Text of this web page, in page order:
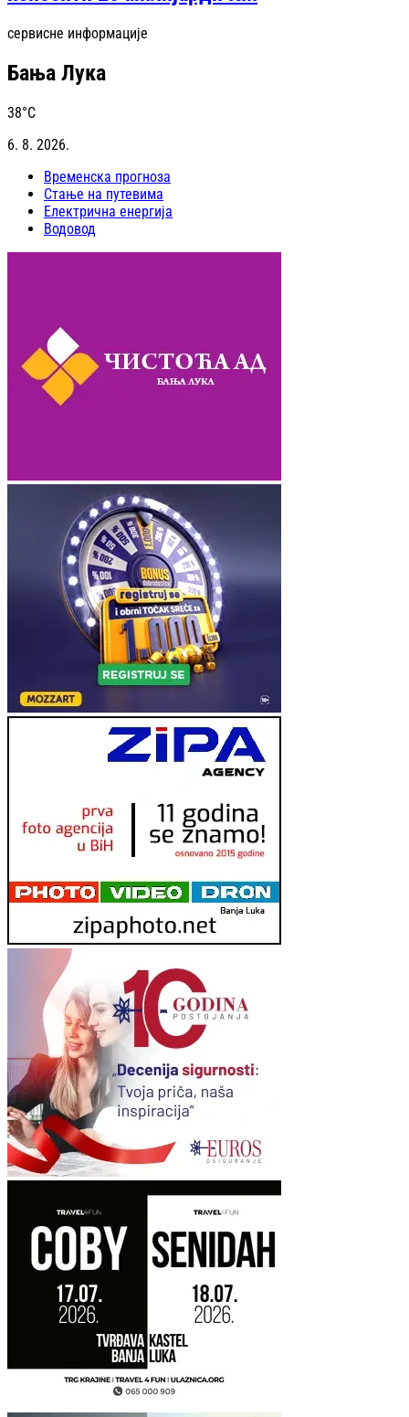
сервисне информације
Бања Лука
38°C
6. 8. 2026.
Временска прогноза
Стање на путевима
Електрична енергија
Водовод